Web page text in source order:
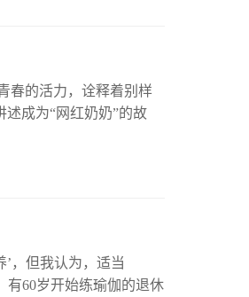
春的活力，诠释着别样
述成为“网红奶奶”的故
，但我认为，适当
有60岁开始练瑜伽的退休